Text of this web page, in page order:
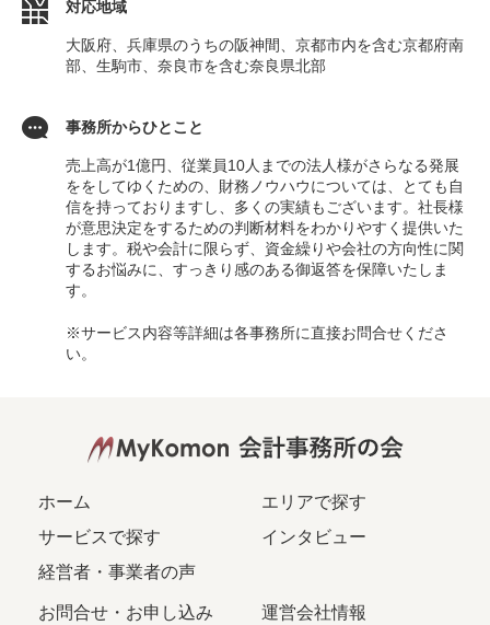
対応地域
大阪府、兵庫県のうちの阪神間、京都市内を含む京都府南
部、生駒市、奈良市を含む奈良県北部
事務所からひとこと
売上高が1億円、従業員10人までの法人様がさらなる発展
ををしてゆくための、財務ノウハウについては、とても自
信を持っておりますし、多くの実績もございます。社長様
が意思決定をするための判断材料をわかりやすく提供いた
します。税や会計に限らず、資金繰りや会社の方向性に関
するお悩みに、すっきり感のある御返答を保障いたしま
す。
※サービス内容等詳細は各事務所に直接お問合せくださ
い。
ホーム
エリアで探す
サービスで探す
インタビュー
経営者・事業者の声
お問合せ・お申し込み 運営会社情報